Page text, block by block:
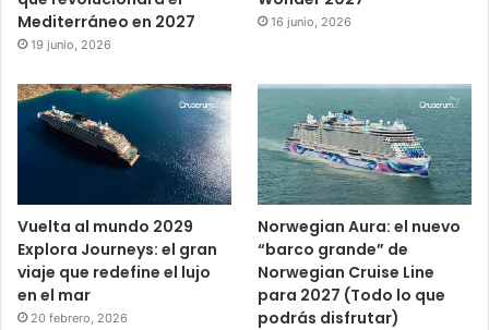
Mediterráneo en 2027
19 junio, 2026
16 junio, 2026
Vuelta al mundo 2029
Explora Journeys: el gran
viaje que redefine el lujo
en el mar
20 febrero, 2026
Norwegian Aura: el nuevo
“barco grande” de
Norwegian Cruise Line
para 2027 (Todo lo que
podrás disfrutar)